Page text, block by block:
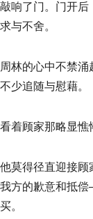
敲响了门。门开后
求与不舍。
周林的心中不禁
不少追随与慰藉。
看着顾家那略显憔
他莫得径直迎接顾
我方的歉意和抵
买。